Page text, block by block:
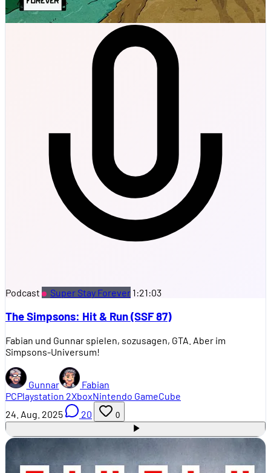
Podcast Super Stay Forever 1:21:03
The Simpsons: Hit & Run (SSF 87)
Fabian und Gunnar spielen, sozusagen, GTA. Aber im
Simpsons-Universum!
Gunnar
Fabian
PCPlaystation 2XboxNintendo GameCube
24. Aug. 2025
20 0